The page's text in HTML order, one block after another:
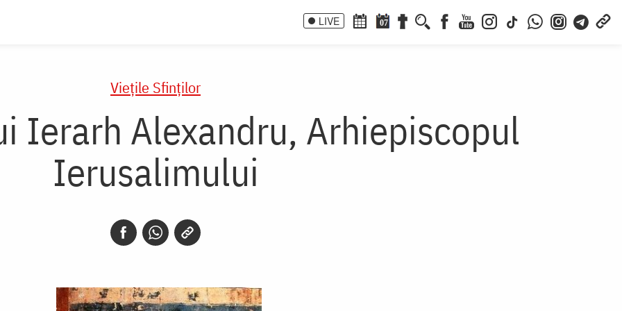
LIVE 07
Vieţile Sfinţilor
Ierarh Alexandru, Arhiepiscopul
Ierusalimului